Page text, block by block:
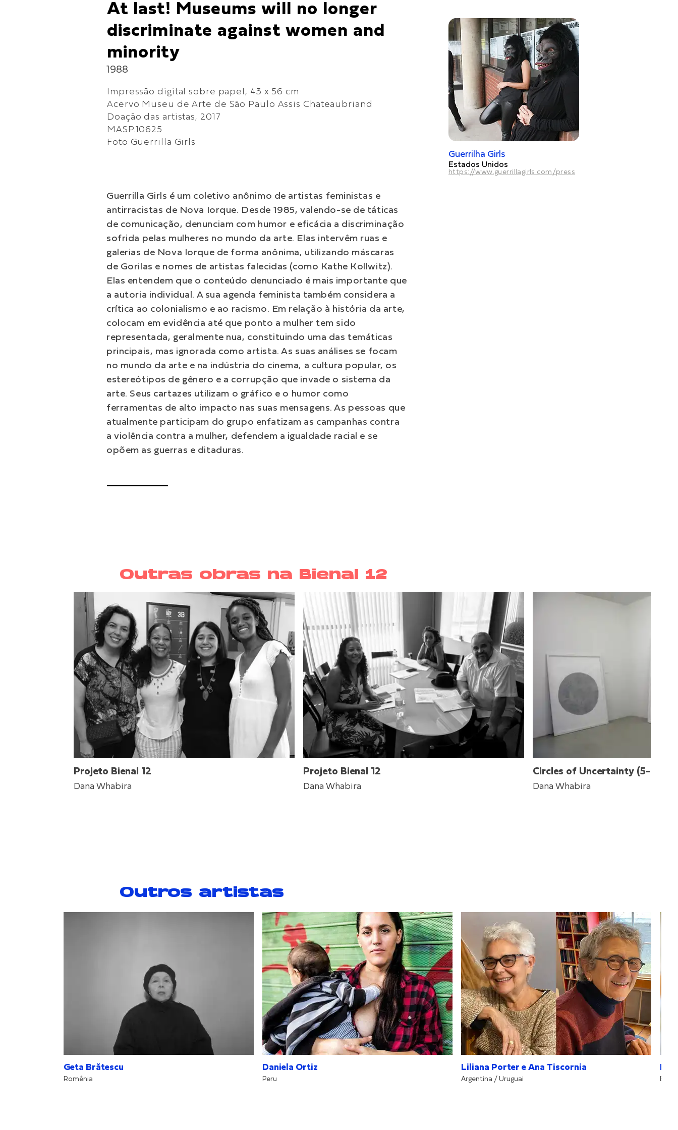
At last! Museums will no longer
discriminate against women and
minority
1988
Impressão digital sobre papel, 43 x 56 cm
Acervo Museu de Arte de São Paulo Assis Chateaubriand
Doação das artistas, 2017
MASP.10625
Foto Guerrilla Girls
Guerrilla Girls é um coletivo anônimo de artistas feministas e
antirracistas de Nova Iorque. Desde 1985, valendo-se de táticas
de comunicação, denunciam com humor e eficácia a discriminação
sofrida pelas mulheres no mundo da arte. Elas intervêm ruas e
galerias de Nova Iorque de forma anônima, utilizando máscaras
de Gorilas e nomes de artistas falecidas (como Kathe Kollwitz).
Elas entendem que o conteúdo denunciado é mais importante que
a autoria individual. A sua agenda feminista também considera a
crítica ao colonialismo e ao racismo. Em relação à história da arte,
colocam em evidência até que ponto a mulher tem sido
representada, geralmente nua, constituindo uma das temáticas
principais, mas ignorada como artista. As suas análises se focam
no mundo da arte e na indústria do cinema, a cultura popular, os
estereótipos de gênero e a corrupção que invade o sistema da
arte. Seus cartazes utilizam o gráfico e o humor como
ferramentas de alto impacto nas suas mensagens. As pessoas que
atualmente participam do grupo enfatizam as campanhas contra
a violência contra a mulher, defendem a igualdade racial e se
opõem as guerras e ditaduras.
Guerrilha Girls
Estados Unidos
https://www.guerrillagirls.com/press
Outras obras na Bienal 12
Projeto Bienal 12
Dana Whabira
Projeto Bienal 12
Dana Whabira
Circles of Uncertainty (5-6)
Dana Whabira
Outros artistas
Geta Brătescu
Romênia
Daniela Ortiz
Peru
Liliana Porter e Ana Tiscornia
Argentina / Uruguai Brasil